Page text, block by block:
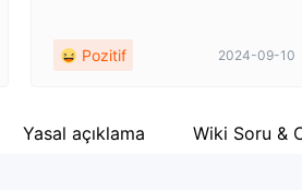
Pozitif 2024-09-10
Yasal açıklama Wiki Soru &